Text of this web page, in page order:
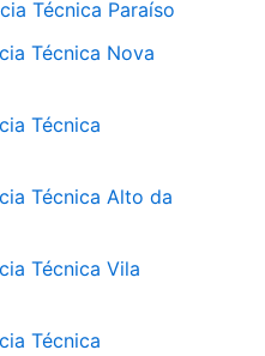
Técnica Paraíso
Técnica Nova
Técnica
Técnica Alto da
Técnica Vila
Técnica